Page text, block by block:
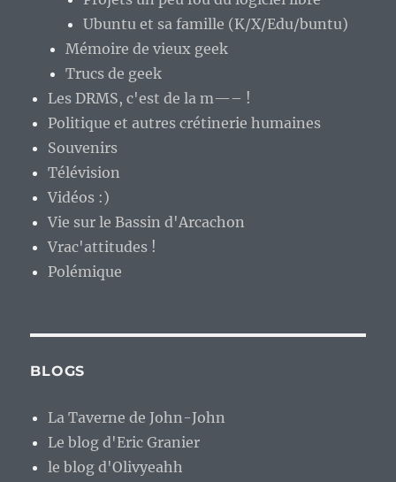
Ubuntu et sa famille (K/X/Edu/buntu)
Mémoire de vieux geek
Trucs de geek
Les DRMS, c'est de la m—– !
Politique et autres crétinerie humaines
Souvenirs
Télévision
Vidéos :)
Vie sur le Bassin d'Arcachon
Vrac'attitudes !
Polémique
BLOGS
La Taverne de John-John
Le blog d'Eric Granier
le blog d'Olivyeahh